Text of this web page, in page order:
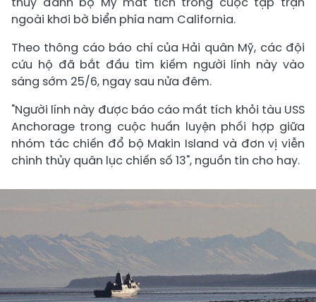
ngoài khơi bờ biển phía nam California.
Theo thông cáo báo chí của Hải quân Mỹ, các đội
cứu hộ đã bắt đầu tìm kiếm người lính này vào
sáng sớm 25/6, ngay sau nửa đêm.
"Người lính này được báo cáo mất tích khỏi tàu USS
Anchorage trong cuộc huấn luyện phối hợp giữa
nhóm tác chiến đổ bộ Makin Island và đơn vị viễn
chinh thủy quân lục chiến số 13", nguồn tin cho hay.